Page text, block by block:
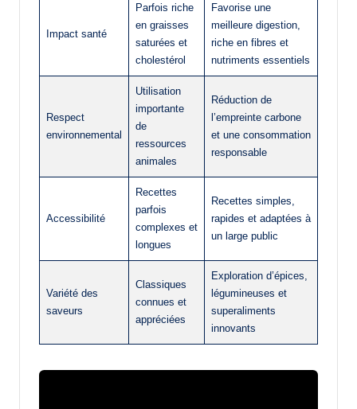
Impact santé
Parfois riche
en graisses
saturées et
cholestérol
Favorise une
meilleure digestion,
riche en fibres et
nutriments essentiels
Respect
environnemental
Utilisation
importante
de
ressources
animales
Réduction de
l’empreinte carbone
et une consommation
responsable
Accessibilité
Recettes
parfois
complexes et
longues
Recettes simples,
rapides et adaptées à
un large public
Variété des
saveurs
Classiques
connues et
appréciées
Exploration d’épices,
légumineuses et
superaliments
innovants